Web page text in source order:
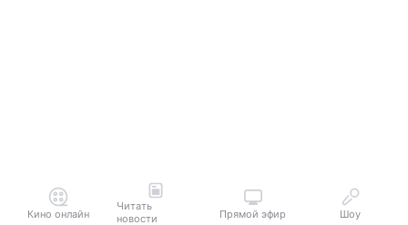
Кино онлайн
Читать
новости
Прямой эфир Шоу